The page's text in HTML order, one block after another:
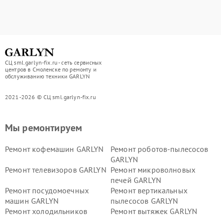
СЦ sml.garlyn-fix.ru - сеть сервисных
центров в Смоленске по ремонту и
обслуживанию техники GARLYN
2021-2026 © СЦ sml.garlyn-fix.ru
Мы ремонтируем
Ремонт кофемашин GARLYN
Ремонт роботов-пылесосов
GARLYN
Ремонт телевизоров GARLYN Ремонт микроволновых
печей GARLYN
Ремонт посудомоечных
машин GARLYN
Ремонт вертикальных
пылесосов GARLYN
Ремонт холодильников
Ремонт вытяжек GARLYN